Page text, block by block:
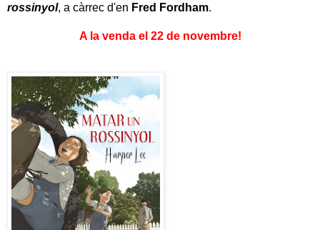
rossinyol, a càrrec d'en Fred Fordham.
A la venda el 22 de novembre!